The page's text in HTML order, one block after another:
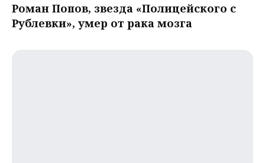
Роман Попов, звезда «Полицейского с
Рублевки», умер от рака мозга